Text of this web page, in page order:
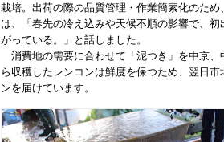
栽培。出荷の際の品質管理・作業簡素化のた
は、「春先の冷え込みや天候不順の影響で、
がっている。」と話しました。
消費地の需要に合わせて「泥つき」を中京
ら収穫したレンコンは鮮度を保つため、翌日
ンを届けています。